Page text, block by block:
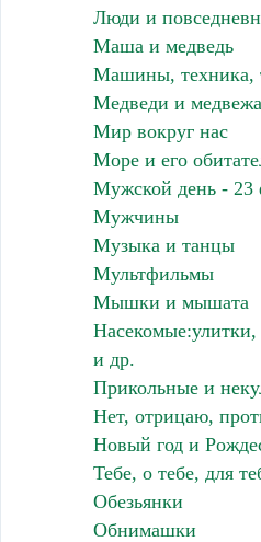
Люди и
Маша и медведь
Машины, техника,
Медведи и
Мир вокруг нас
Море и его
Мужской день - 23
Мужчины
Музыка и танцы
Мультфильмы
Мышки и мышата
и др.
Прикольные и
Нет, отрицаю,
Новый год и
Тебе, о тебе, для
Обезьянки
Обнимашки